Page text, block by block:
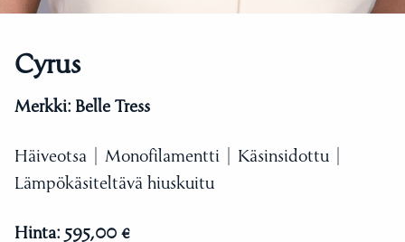
Cyrus
Merkki: Belle Tress
Häiveotsa | Monofilamentti | Käsinsidottu |
Lämpökäsiteltävä hiuskuitu
Hinta: 595,00 €